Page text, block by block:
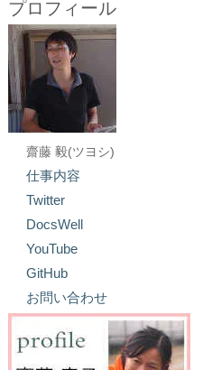
プロフィール
齋藤 毅(ツヨシ)
仕事内容
Twitter
DocsWell
YouTube
GitHub
お問い合わせ